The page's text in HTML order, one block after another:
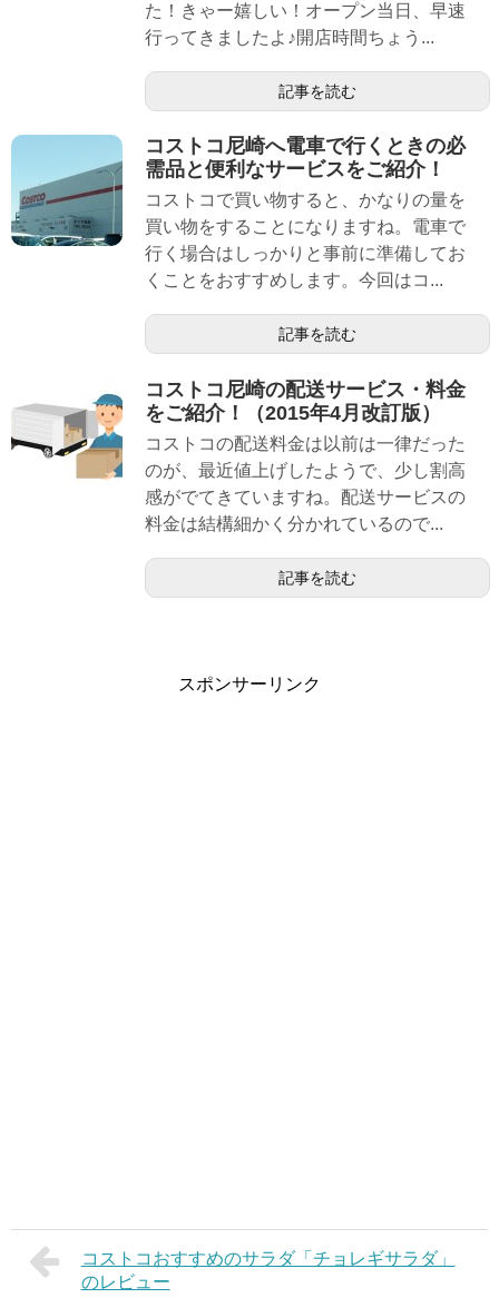
た！きゃー嬉しい！オープン当日、早速
行ってきましたよ♪開店時間ちょう...
記事を読む
コストコ尼崎へ電車で行くときの必
需品と便利なサービスをご紹介！
コストコで買い物すると、かなりの量を
買い物をすることになりますね。電車で
行く場合はしっかりと事前に準備してお
くことをおすすめします。今回はコ...
記事を読む
コストコ尼崎の配送サービス・料金
をご紹介！（2015年4月改訂版）
コストコの配送料金は以前は一律だった
のが、最近値上げしたようで、少し割高
感がでてきていますね。配送サービスの
料金は結構細かく分かれているので...
記事を読む
スポンサーリンク
コストコおすすめのサラダ「チョレギサラダ」
のレビュー